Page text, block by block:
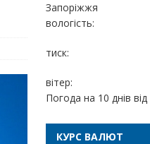
Запоріжжя
вологість:
тиск:
вітер:
Погода на 10 днів від
КУРС ВАЛЮТ